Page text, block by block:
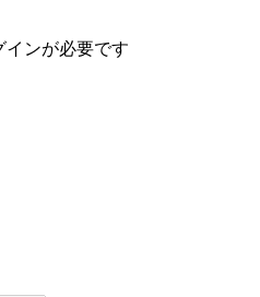
インが必要です